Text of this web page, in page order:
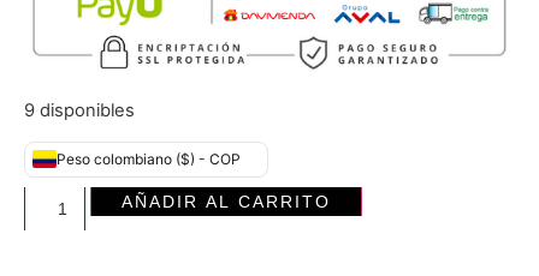
9 disponibles
Peso colombiano ($) - COP
AÑADIR AL CARRITO